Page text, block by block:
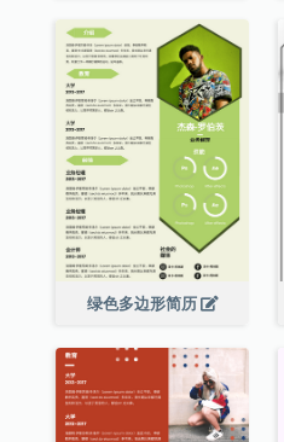
绿色多边形简历